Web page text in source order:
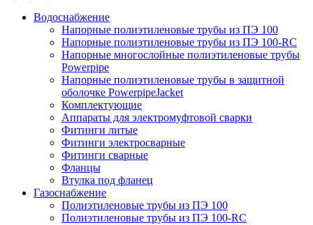
Водоснабжение
Напорные полиэтиленовые трубы из ПЭ 100
Напорные полиэтиленовые трубы из ПЭ 100-RC
Напорные многослойные полиэтиленовые трубы
Powerpipe
Напорные полиэтиленовые трубы в защитной
оболочке PowerpipeJacket
Комплектующие
Аппараты для электромуфтовой сварки
Фитинги литые
Фитинги электросварные
Фитинги сварные
Фланцы
Втулка под фланец
Газоснабжение
Полиэтиленовые трубы из ПЭ 100
Полиэтиленовые трубы из ПЭ 100-RC